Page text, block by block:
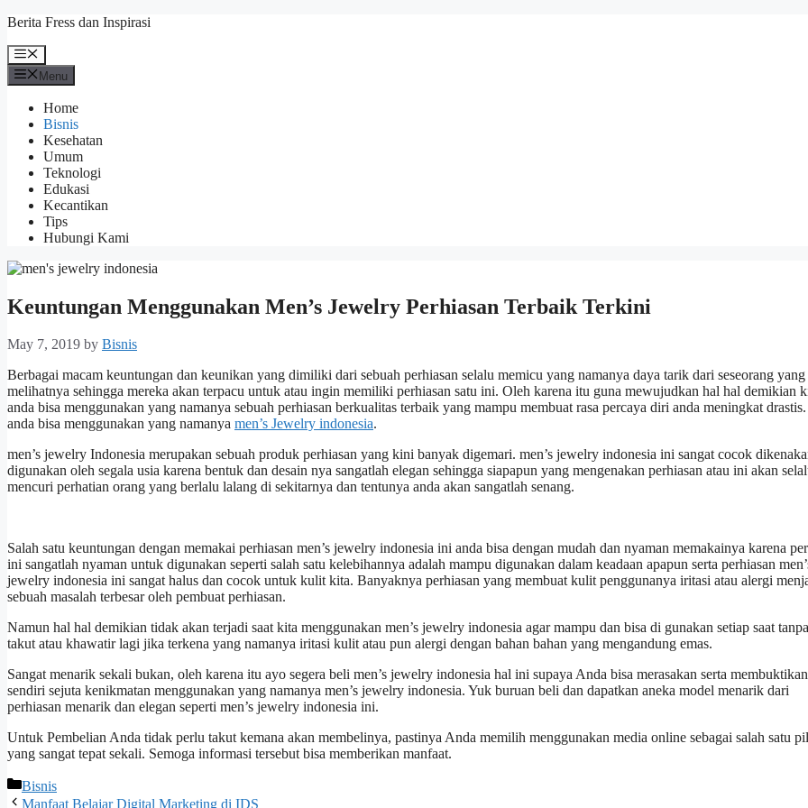
Skip
content
Berita Fress dan Inspirasi
Menu
Menu
Home
Bisnis
Kesehatan
Umum
Teknologi
Edukasi
Kecantikan
Tips
Hubungi Kami
Keuntungan Menggunakan Men’s Jewelry Perhiasan Terbaik Terkini
May 7, 2019 by Bisnis
Berbagai macam keuntungan dan keunikan yang dimiliki dari sebuah perhiasan selalu memicu yang namanya daya tarik dari seseorang yang
melihatnya sehingga mereka akan terpacu untuk atau ingin memiliki perhiasan satu ini. Oleh karena itu guna mewujudkan hal hal demikian
anda bisa menggunakan yang namanya sebuah perhiasan berkualitas terbaik yang mampu membuat rasa percaya diri anda meningkat
anda bisa menggunakan yang namanya men’s Jewelry indonesia.
men’s jewelry Indonesia merupakan sebuah produk perhiasan yang kini banyak digemari. men’s jewelry indonesia ini sangat cocok
digunakan oleh segala usia karena bentuk dan desain nya sangatlah elegan sehingga siapapun yang mengenakan perhiasan atau ini akan
mencuri perhatian orang yang berlalu lalang di sekitarnya dan tentunya anda akan sangatlah senang.
Salah satu keuntungan dengan memakai perhiasan men’s jewelry indonesia ini anda bisa dengan mudah dan nyaman memakainya karena
ini sangatlah nyaman untuk digunakan seperti salah satu kelebihannya adalah mampu digunakan dalam keadaan apapun serta perhiasan
jewelry indonesia ini sangat halus dan cocok untuk kulit kita. Banyaknya perhiasan yang membuat kulit penggunanya iritasi atau alergi
sebuah masalah terbesar oleh pembuat perhiasan.
Namun hal hal demikian tidak akan terjadi saat kita menggunakan men’s jewelry indonesia agar mampu dan bisa di gunakan setiap saat
takut atau khawatir lagi jika terkena yang namanya iritasi kulit atau pun alergi dengan bahan bahan yang mengandung emas.
Sangat menarik sekali bukan, oleh karena itu ayo segera beli men’s jewelry indonesia hal ini supaya Anda bisa merasakan serta membuktikan
sendiri sejuta kenikmatan menggunakan yang namanya men’s jewelry indonesia. Yuk buruan beli dan dapatkan aneka model menarik dari
perhiasan menarik dan elegan seperti men’s jewelry indonesia ini.
Untuk Pembelian Anda tidak perlu takut kemana akan membelinya, pastinya Anda memilih menggunakan media online sebagai salah satu
yang sangat tepat sekali. Semoga informasi tersebut bisa memberikan manfaat.
Categories
Bisnis
Manfaat Belajar Digital Marketing di IDS